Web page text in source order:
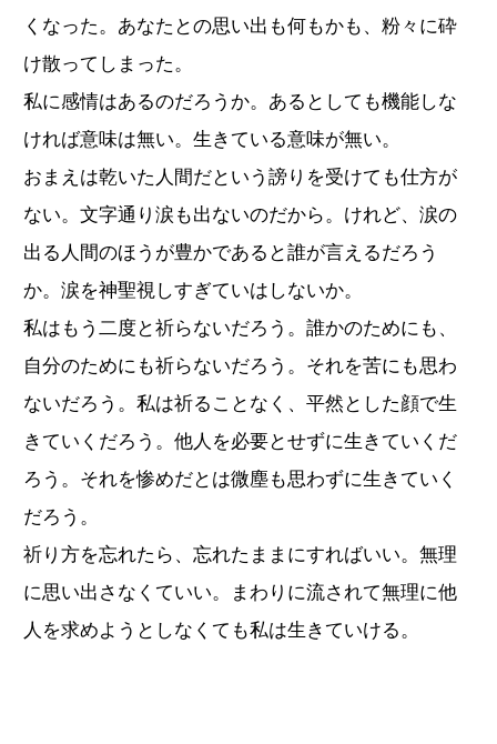
くなった。あなたとの思い出も何もかも、粉々に砕
け散ってしまった。
私に感情はあるのだろうか。あるとしても機能しな
ければ意味は無い。生きている意味が無い。
おまえは乾いた人間だという謗りを受けても仕方が
ない。文字通り涙も出ないのだから。けれど、涙の
出る人間のほうが豊かであると誰が言えるだろう
か。涙を神聖視しすぎていはしないか。
私はもう二度と祈らないだろう。誰かのためにも、
自分のためにも祈らないだろう。それを苦にも思わ
ないだろう。私は祈ることなく、平然とした顔で生
きていくだろう。他人を必要とせずに生きていくだ
ろう。それを惨めだとは微塵も思わずに生きていく
だろう。
祈り方を忘れたら、忘れたままにすればいい。無理
に思い出さなくていい。まわりに流されて無理に他
人を求めようとしなくても私は生きていける。